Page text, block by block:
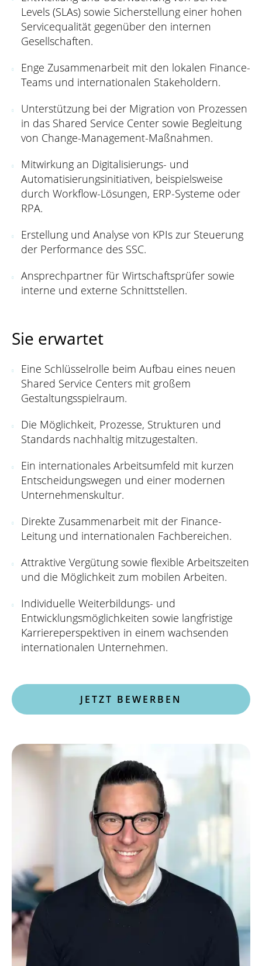
Levels (SLAs) sowie Sicherstellung einer hohen
Servicequalität gegenüber den internen
Gesellschaften.
Enge Zusammenarbeit mit den lokalen Finance-
Teams und internationalen Stakeholdern.
Unterstützung bei der Migration von Prozessen
in das Shared Service Center sowie Begleitung
von Change-Management-Maßnahmen.
Mitwirkung an Digitalisierungs- und
Automatisierungsinitiativen, beispielsweise
durch Workflow-Lösungen, ERP-Systeme oder
RPA.
Erstellung und Analyse von KPIs zur Steuerung
der Performance des SSC.
Ansprechpartner für Wirtschaftsprüfer sowie
interne und externe Schnittstellen.
Sie erwartet
Eine Schlüsselrolle beim Aufbau eines neuen
Shared Service Centers mit großem
Gestaltungsspielraum.
Die Möglichkeit, Prozesse, Strukturen und
Standards nachhaltig mitzugestalten.
Ein internationales Arbeitsumfeld mit kurzen
Entscheidungswegen und einer modernen
Unternehmenskultur.
Direkte Zusammenarbeit mit der Finance-
Leitung und internationalen Fachbereichen.
Attraktive Vergütung sowie flexible Arbeitszeiten
und die Möglichkeit zum mobilen Arbeiten.
Individuelle Weiterbildungs- und
Entwicklungsmöglichkeiten sowie langfristige
Karriereperspektiven in einem wachsenden
internationalen Unternehmen.
JETZT BEWERBEN